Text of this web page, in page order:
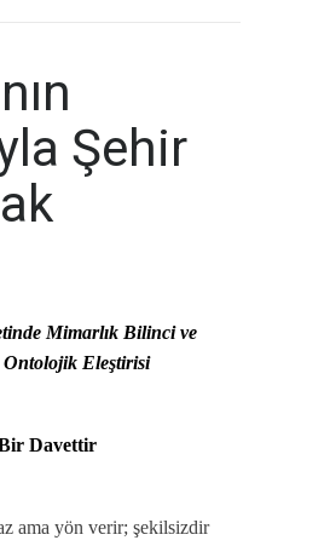
Şehir
Mimarlık Bilinci ve
Eleştirisi
Davettir
ama yön verir; şekilsizdir